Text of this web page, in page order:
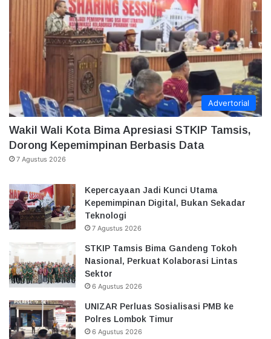
Advertorial
Wakil Wali Kota Bima Apresiasi STKIP Tamsis,
Dorong Kepemimpinan Berbasis Data
7 Agustus 2026
Kepercayaan Jadi Kunci Utama
Kepemimpinan Digital, Bukan Sekadar
Teknologi
7 Agustus 2026
STKIP Tamsis Bima Gandeng Tokoh
Nasional, Perkuat Kolaborasi Lintas
Sektor
6 Agustus 2026
UNIZAR Perluas Sosialisasi PMB ke
Polres Lombok Timur
6 Agustus 2026